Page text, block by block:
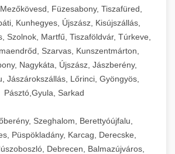
Füzesabony, Tiszafüred,
Kunhegyes, Újszász, Kisújszállás,
Szolnok, Martfű, Tiszaföldvár, Túrkeve,
Szarvas, Kunszentmárton,
Nagykáta, Újszász, Jászberény,
Jászárokszállás, Lőrinci, Gyöngyös,
Pásztó,Gyula, Sarkad
Szeghalom, Berettyóújfalu,
Püspökladány, Karcag, Derecske,
Debrecen, Balmazújváros,